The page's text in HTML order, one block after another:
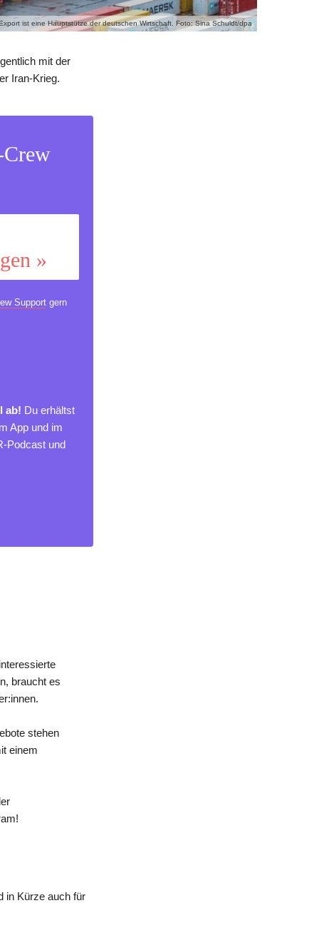
ist eine Hauptstütze der deutschen Wirtschaft. Foto: Sina Schuldt/dpa
mit der
Iran-Krieg.
»
Supportgern
ab! Du erhältst
App und im
Podcast und
braucht es
stehen
einem
in Kürze auch für